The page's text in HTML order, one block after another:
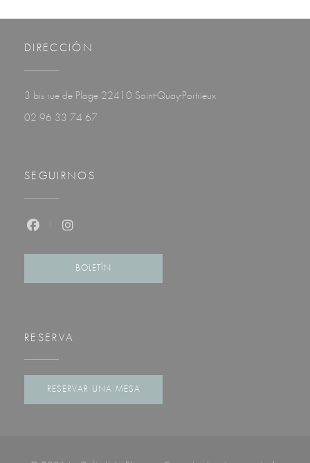
DIRECCIÓN
3 bis rue de Plage 22410 Saint-Quay-Portrieux((abre en una nueva
02 96 33 74 67
SEGUIRNOS
BOLETÍN
RESERVA
RESERVAR UNA MESA